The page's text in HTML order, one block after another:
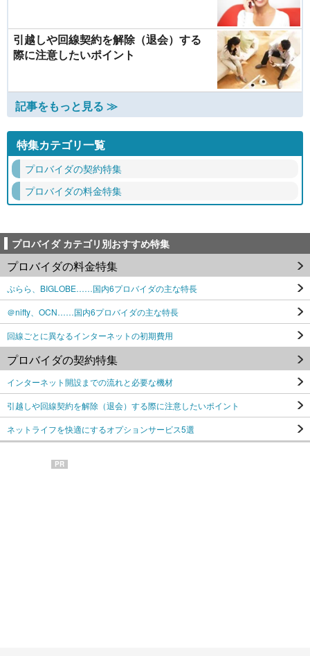
引越しや回線契約を解除（退会）する
際に注意したいポイント
記事をもっと見る ≫
特集カテゴリ一覧
プロバイダの契約特集
プロバイダの料金特集
プロバイダ カテゴリ別おすすめ特集
プロバイダの料金特集
ぷらら、BIGLOBE……国内6プロバイダの主な特長
＠nifty、OCN……国内6プロバイダの主な特長
回線ごとに異なるインターネットの初期費用
プロバイダの契約特集
インターネット開設までの流れと必要な機材
引越しや回線契約を解除（退会）する際に注意したいポイント
ネットライフを快適にするオプションサービス5選
PR